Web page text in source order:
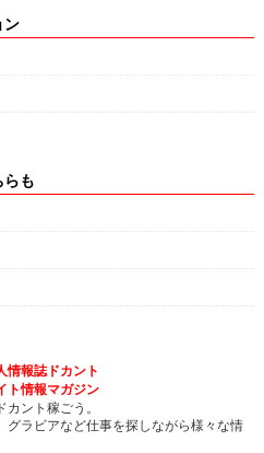
ン
らも
情報誌ドカント
ト情報マガジン
ント稼ごう。
ラビアなど仕事を探しながら様々な情